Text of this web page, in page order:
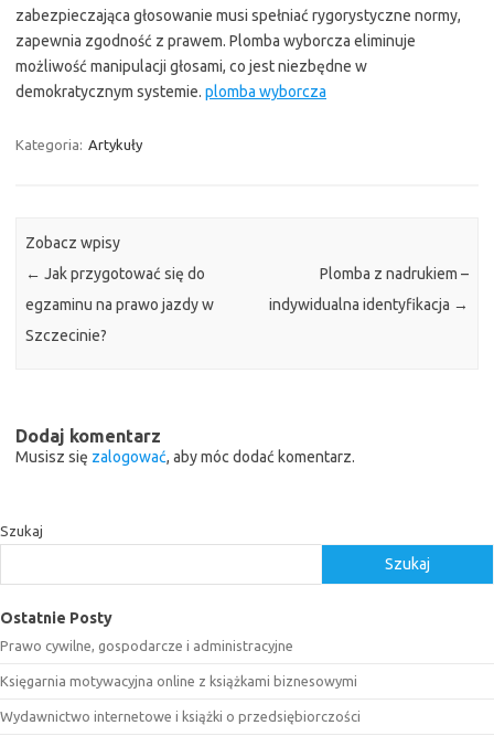
zabezpieczająca głosowanie musi spełniać rygorystyczne normy,
zapewnia zgodność z prawem. Plomba wyborcza eliminuje
możliwość manipulacji głosami, co jest niezbędne w
demokratycznym systemie. plomba wyborcza
Kategoria: Artykuły
Zobacz wpisy
← Jak przygotować się do
egzaminu na prawo jazdy w
Szczecinie?
Plomba z nadrukiem –
indywidualna identyfikacja →
Dodaj komentarz
Musisz się zalogować, aby móc dodać komentarz.
Szukaj
Szukaj
Ostatnie Posty
Prawo cywilne, gospodarcze i administracyjne
Księgarnia motywacyjna online z książkami biznesowymi
Wydawnictwo internetowe i książki o przedsiębiorczości